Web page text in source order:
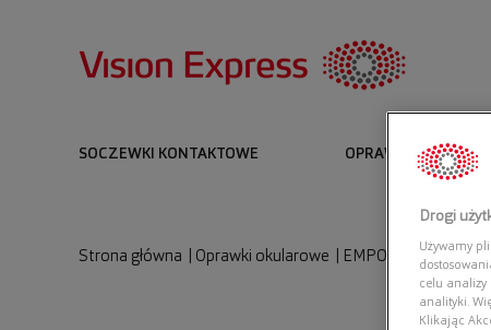
SOCZEWKI KONTAKTOWE OPRAWKI I OKULARY
Strona główna Oprawki okularowe EMPORIO ARMANI
Drogi
Używamy
celu analizy
analityki.
Klikając